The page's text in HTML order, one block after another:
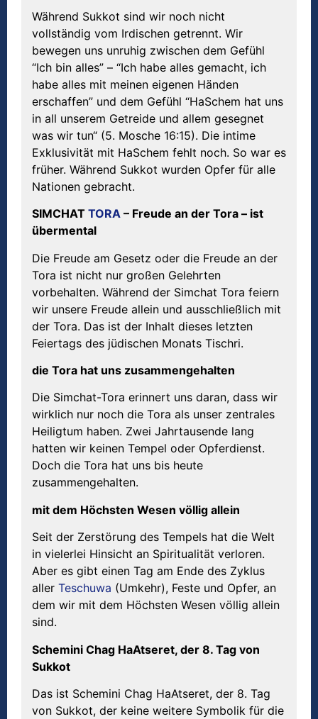
Während Sukkot sind wir noch nicht
vollständig vom Irdischen getrennt. Wir
bewegen uns unruhig zwischen dem Gefühl
“Ich bin alles” – “Ich habe alles gemacht, ich
habe alles mit meinen eigenen Händen
erschaffen” und dem Gefühl “HaSchem hat uns
in all unserem Getreide und allem gesegnet
was wir tun“ (5. Mosche 16:15). Die intime
Exklusivität mit HaSchem fehlt noch. So war es
früher. Während Sukkot wurden Opfer für alle
Nationen gebracht.
SIMCHAT TORA – Freude an der Tora – ist
übermental
Die Freude am Gesetz oder die Freude an der
Tora ist nicht nur großen Gelehrten
vorbehalten. Während der Simchat Tora feiern
wir unsere Freude allein und ausschließlich mit
der Tora. Das ist der Inhalt dieses letzten
Feiertags des jüdischen Monats Tischri.
die Tora hat uns zusammengehalten
Die Simchat-Tora erinnert uns daran, dass wir
wirklich nur noch die Tora als unser zentrales
Heiligtum haben. Zwei Jahrtausende lang
hatten wir keinen Tempel oder Opferdienst.
Doch die Tora hat uns bis heute
zusammengehalten.
mit dem Höchsten Wesen völlig allein
Seit der Zerstörung des Tempels hat die Welt
in vielerlei Hinsicht an Spiritualität verloren.
Aber es gibt einen Tag am Ende des Zyklus
aller Teschuwa (Umkehr), Feste und Opfer, an
dem wir mit dem Höchsten Wesen völlig allein
sind.
Schemini Chag HaAtseret, der 8. Tag von
Sukkot
Das ist Schemini Chag HaAtseret, der 8. Tag
von Sukkot, der keine weitere Symbolik für die